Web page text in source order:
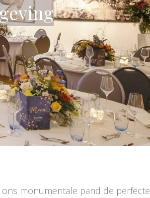
ons monumentale pand de perfecte